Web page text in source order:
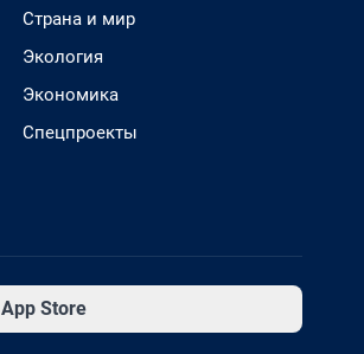
Страна и мир
Экология
Экономика
Спецпроекты
App Store